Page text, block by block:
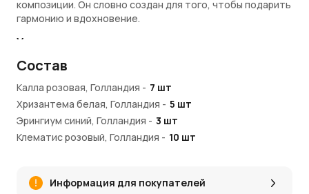
композиции. Он словно создан для того, чтобы подарить
гармонию и вдохновение.
Уникальная композиция
Этот букет включает в себя нежные каллы, воздушные
зелень. Лиловые, кремовые и светло-зелёные оттенки
переплетаются в идеальной гармонии, создавая
ощущение утончённой роскоши.
Подходит для:
юбилеев и других торжеств.
Состав
Калла розовая, Голландия - 7 шт
Хризантема белая, Голландия - 5 шт
Эрингиум синий, Голландия - 3 шт
Клематис розовый, Голландия - 10 шт
Сирень белая, Голландия - 5шт
Информация для покупателей